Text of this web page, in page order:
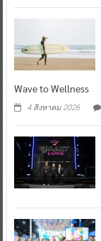
Wave to Wellness
4 สิงหาคม 2026